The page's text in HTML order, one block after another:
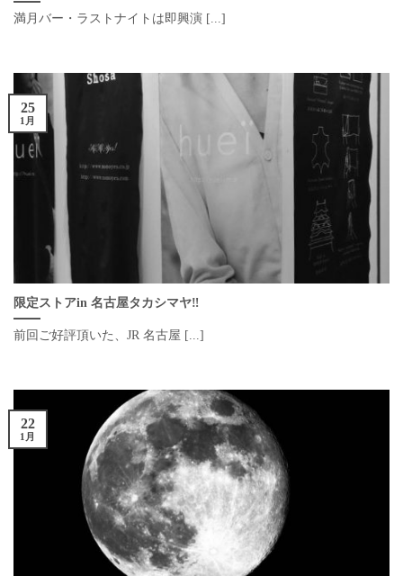
満月バー・ラストナイトは即興演 [...]
限定ストアin 名古屋タカシマヤ‼︎
前回ご好評頂いた、JR 名古屋 [...]
25
1月
22
1月